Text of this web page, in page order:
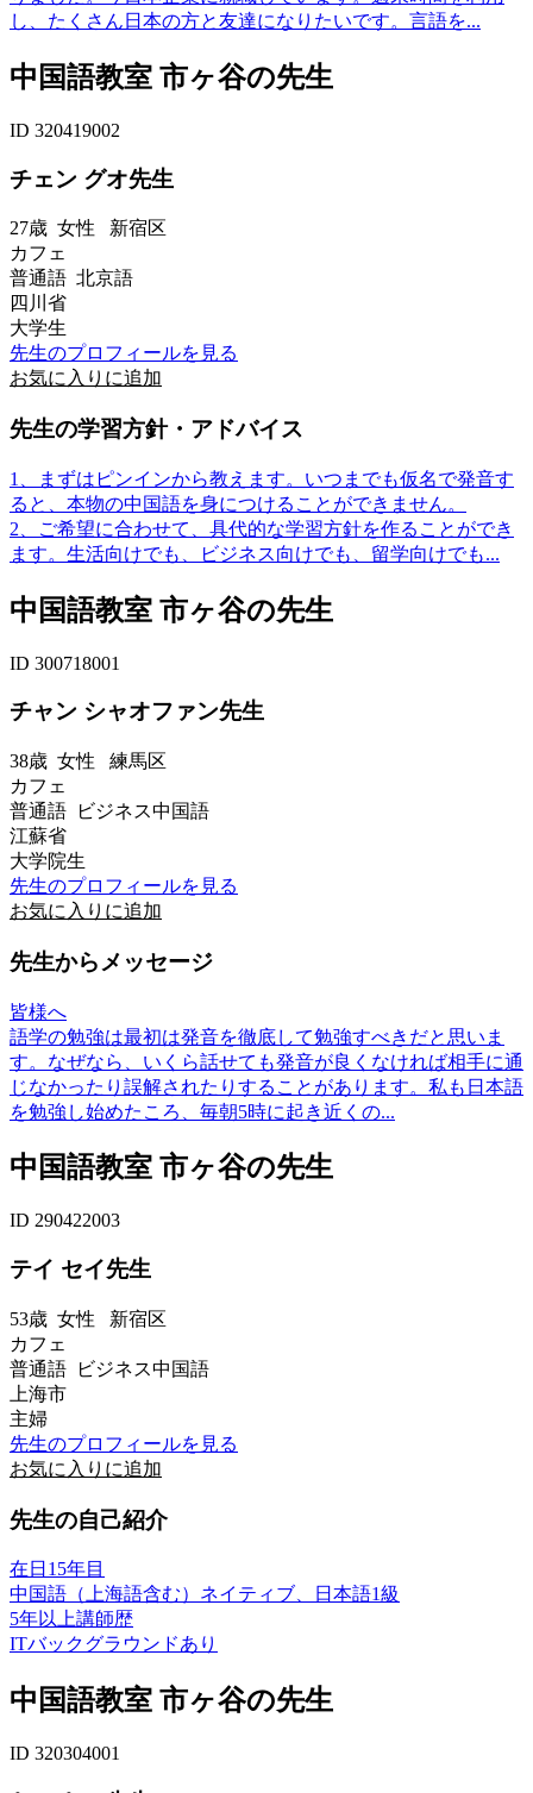
し、たくさん日本の方と友達になりたいです。言語を...
中国語教室 市ヶ谷の先生
ID 320419002
チェン グオ先生
27歳 女性 新宿区
カフェ
普通語 北京語
四川省
大学生
先生のプロフィールを見る
お気に入りに追加
先生の学習方針・アドバイス
1、まずはピンインから教えます。いつまでも仮名で発音す
ると、本物の中国語を身につけることができません。
2、ご希望に合わせて、具代的な学習方針を作ることができ
ます。生活向けでも、ビジネス向けでも、留学向けでも...
中国語教室 市ヶ谷の先生
ID 300718001
チャン シャオファン先生
38歳 女性 練馬区
カフェ
普通語 ビジネス中国語
江蘇省
大学院生
先生のプロフィールを見る
お気に入りに追加
先生からメッセージ
皆様へ
語学の勉強は最初は発音を徹底して勉強すべきだと思いま
す。なぜなら、いくら話せても発音が良くなければ相手に通
じなかったり誤解されたりすることがあります。私も日本語
を勉強し始めたころ、毎朝5時に起き近くの...
中国語教室 市ヶ谷の先生
ID 290422003
テイ セイ先生
53歳 女性 新宿区
カフェ
普通語 ビジネス中国語
上海市
主婦
先生のプロフィールを見る
お気に入りに追加
先生の自己紹介
在日15年目
中国語（上海語含む）ネイティブ、日本語1級
5年以上講師歴
ITバックグラウンドあり
中国語教室 市ヶ谷の先生
ID 320304001